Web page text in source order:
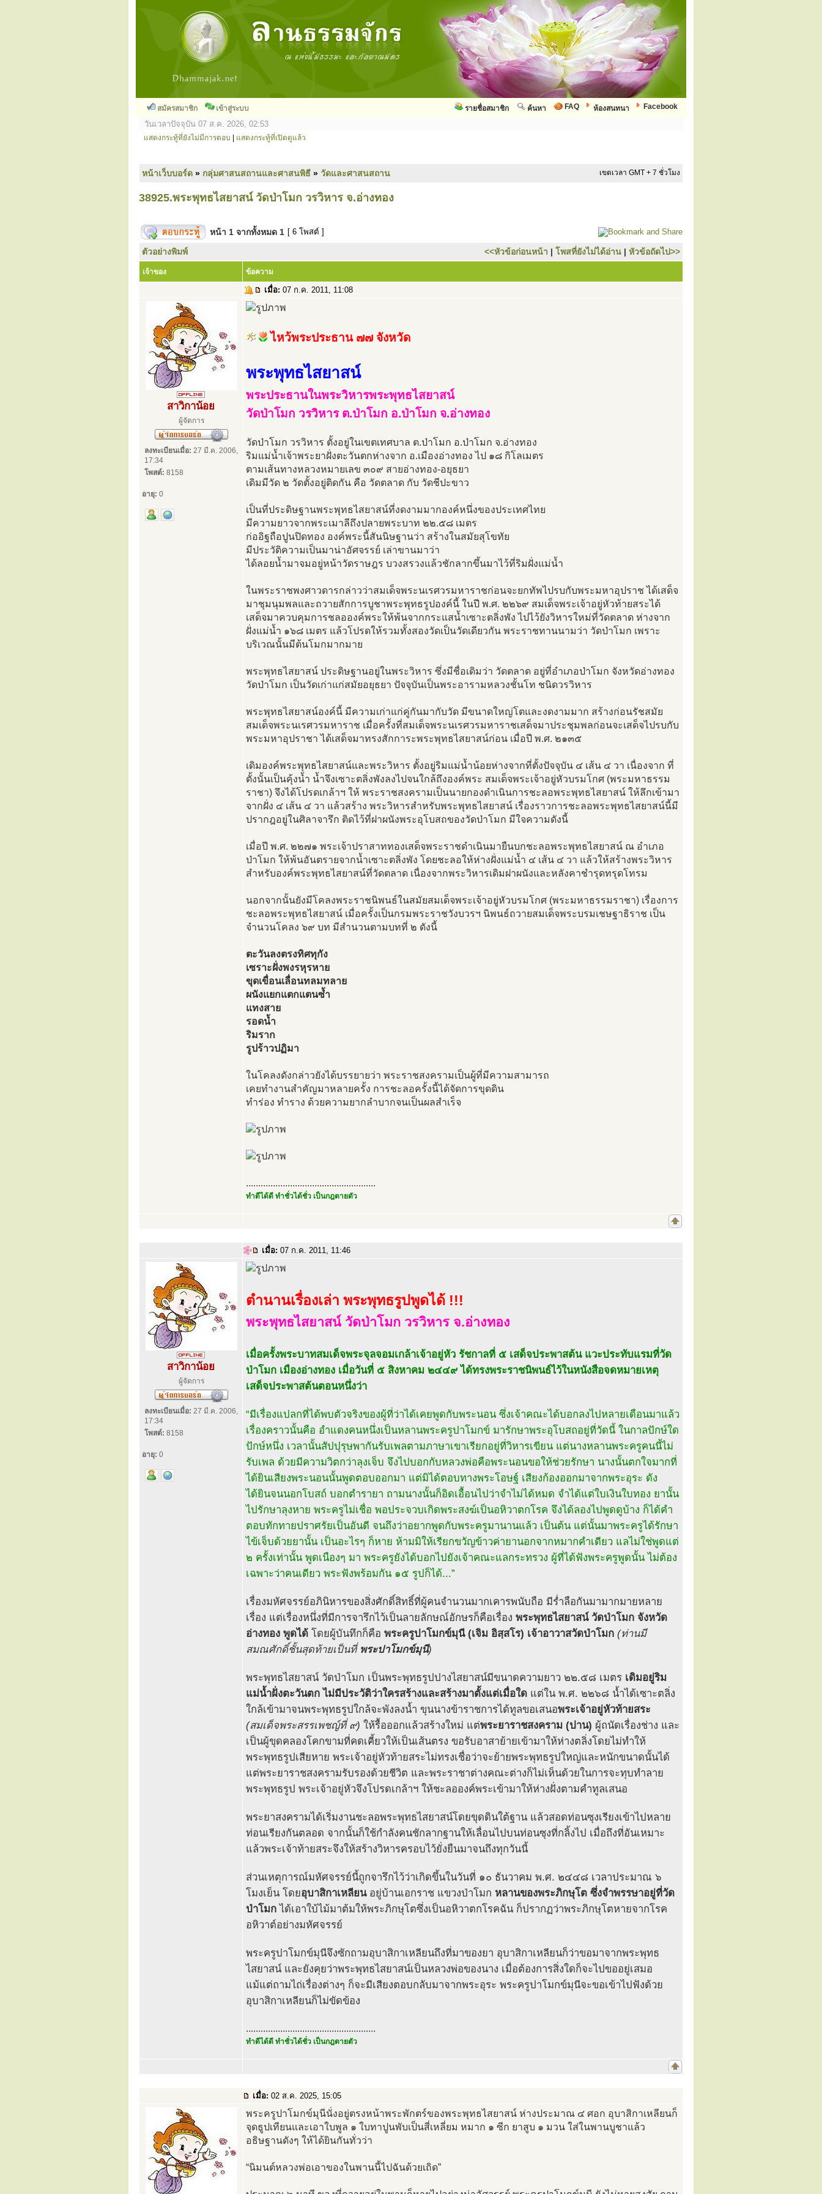
สมัครสมาชิก เข้าสู่ระบบ Facebook
ห้องสนทนา
FAQ
ค้นหา
รายชื่อสมาชิก
วันเวลาปัจจุบัน 07 ส.ค. 2026, 02:53
แสดงกระทู้ที่ยังไม่มีการตอบ แสดงกระทู้ที่เปิดดูแล้ว
หน้าเว็บบอร์ด » กลุ่มศาสนสถานและศาสนพิธี » วัดและศาสนสถาน เขตเวลา GMT + 7 ชั่วโมง
38925.พระพุทธไสยาสน์ วัดป่าโมก วรวิหาร จ.อ่างทอง
หน้า 1 จากทั้งหมด 1 [ 6 โพสต์ ]
ตัวอย่างพิมพ์ <<หัวข้อก่อนหน้า | โพสที่ยังไม่ได้อ่าน | หัวข้อถัดไป>>
เจ้าของ ข้อความ
เมื่อ: 07 ก.ค. 2011, 11:08
สาวิกาน้อย
ผู้จัดการ
ลงทะเบียนเมื่อ: 27 มี.ค. 2006,
17:34
โพสต์: 8158
อายุ: 0
ไหว้พระประธาน ๗๗ จังหวัด
พระพุทธไสยาสน์
พระประธานในพระวิหารพระพุทธไสยาสน์
วัดป่าโมก วรวิหาร ต.ป่าโมก อ.ป่าโมก จ.อ่างทอง
วัดป่าโมก วรวิหาร ตั้งอยู่ในเขตเทศบาล ต.ป่าโมก อ.ป่าโมก จ.อ่างทอง
ริมแม่น้ำเจ้าพระยาฝั่งตะวันตกห่างจาก อ.เมืองอ่างทอง ไป ๑๘ กิโลเมตร
ตามเส้นทางหลวงหมายเลข ๓๐๙ สายอ่างทอง-อยุธยา
เดิมมีวัด ๒ วัดตั้งอยู่ติดกัน คือ วัดตลาด กับ วัดชีปะขาว
เป็นที่ประดิษฐานพระพุทธไสยาสน์ที่งดงามมากองค์หนึ่งของประเทศไทย
มีความยาวจากพระเมาลีถึงปลายพระบาท ๒๒.๕๘ เมตร
ก่ออิฐถือปูนปิดทอง องค์พระนี้สันนิษฐานว่า สร้างในสมัยสุโขทัย
มีประวัติความเป็นมาน่าอัศจรรย์ เล่าขานมาว่า
ได้ลอยน้ำมาจมอยู่หน้าวัดราษฎร บวงสรวงแล้วชักลากขึ้นมาไว้ที่ริมฝั่งแม่น้ำ
ในพระราชพงศาวดารกล่าวว่าสมเด็จพระนเรศวรมหาราชก่อนจะยกทัพไปรบกับพระมหาอุปราช ได้เสด็จ
มาชุมนุมพลและถวายสักการบูชาพระพุทธรูปองค์นี้ ในปี พ.ศ. ๒๒๖๙ สมเด็จพระเจ้าอยู่หัวท้ายสระได้
เสด็จมาควบคุมการชลอองค์พระให้พ้นจากกระแสน้ำเซาะตลิ่งพัง ไปไว้ยังวิหารใหม่ที่วัดตลาด ห่างจาก
ฝั่งแม่น้ำ ๑๖๘ เมตร แล้วโปรดให้รวมทั้งสองวัดเป็นวัดเดียวกัน พระราชทานนามว่า วัดป่าโมก เพราะ
บริเวณนั้นมีต้นโมกมากมาย
พระพุทธไสยาสน์ ประดิษฐานอยู่ในพระวิหาร ซึ่งมีชื่อเดิมว่า วัดตลาด อยู่ที่อำเภอป่าโมก จังหวัดอ่างทอง
วัดป่าโมก เป็นวัดเก่าแก่สมัยอยุธยา ปัจจุบันเป็นพระอารามหลวงชั้นโท ชนิดวรวิหาร
พระพุทธไสยาสน์องค์นี้ มีความเก่าแก่คู่กันมากับวัด มีขนาดใหญ่โตและงดงามมาก สร้างก่อนรัชสมัย
สมเด็จพระนเรศวรมหาราช เมื่อครั้งที่สมเด็จพระนเรศวรมหาราชเสด็จมาประชุมพลก่อนจะเสด็จไปรบกับ
พระมหาอุปราชา ได้เสด็จมาทรงสักการะพระพุทธไสยาสน์ก่อน เมื่อปี พ.ศ. ๒๑๓๕
เดิมองค์พระพุทธไสยาสน์และพระวิหาร ตั้งอยู่ริมแม่น้ำน้อยห่างจากที่ตั้งปัจจุบัน ๔ เส้น ๔ วา เนื่องจาก ที่
ตั้งนั้นเป็นคุ้งน้ำ น้ำจึงเซาะตลิ่งพังลงไปจนใกล้ถึงองค์พระ สมเด็จพระเจ้าอยู่หัวบรมโกศ (พระมหาธรรม
ราชา) จึงได้โปรดเกล้าฯ ให้ พระราชสงครามเป็นนายกองดำเนินการชะลอพระพุทธไสยาสน์ ให้ลึกเข้ามา
จากฝั่ง ๔ เส้น ๔ วา แล้วสร้าง พระวิหารสำหรับพระพุทธไสยาสน์ เรื่องราวการชะลอพระพุทธไสยาสน์นี้มี
ปรากฎอยู่ในศิลาจารึก ติดไว้ที่ฝาผนังพระอุโบสถของวัดป่าโมก มีใจความดังนี้
เมื่อปี พ.ศ. ๒๒๗๑ พระเจ้าปราสาททองเสด็จพระราชดำเนินมายืนบกชะลอพระพุทธไสยาสน์ ณ อำเภอ
ป่าโมก ให้พ้นอันตรายจากน้ำเซาะตลิ่งพัง โดยชะลอให้ห่างฝั่งแม่น้ำ ๔ เส้น ๔ วา แล้วให้สร้างพระวิหาร
สำหรับองค์พระพุทธไสยาสน์ที่วัดตลาด เนื่องจากพระวิหารเดิมฝาผนังและหลังคาชำรุดทรุดโทรม
นอกจากนั้นยังมีโคลงพระราชนิพนธ์ในสมัยสมเด็จพระเจ้าอยู่หัวบรมโกศ (พระมหาธรรมราชา) เรื่องการ
ชะลอพระพุทธไสยาสน์ เมื่อครั้งเป็นกรมพระราชวังบวรฯ นิพนธ์ถวายสมเด็จพระบรมเชษฐาธิราช เป็น
จำนวนโคลง ๖๙ บท มีสำนวนตามบทที่ ๒ ดังนี้
ตะวันลงตรงทิศทุกัง
เซราะฝั่งพงรหุรหาย
ขุดเขื่อนเลื่อนทลมทลาย
ผนังแยกแตกแตนซ้ำ
แทงสาย
รอดน้ำ
ริมราก
รูปร้าวปฏิมา
ในโคลงดังกล่าวยังได้บรรยายว่า พระราชสงครามเป็นผู้ที่มีความสามารถ
เคยทำงานสำคัญมาหลายครั้ง การชะลอครั้งนี้ได้จัดการขุดดิน
ทำร่อง ทำราง ด้วยความยากลำบากจนเป็นผลสำเร็จ
.....................................................
ทำดีได้ดี ทำชั่วได้ชั่ว เป็นกฎตายตัว
เมื่อ: 07 ก.ค. 2011, 11:46
สาวิกาน้อย
ผู้จัดการ
ลงทะเบียนเมื่อ: 27 มี.ค. 2006,
17:34
โพสต์: 8158
อายุ: 0
ตำนานเรื่องเล่า พระพุทธรูปพูดได้ !!!
พระพุทธไสยาสน์ วัดป่าโมก วรวิหาร จ.อ่างทอง
เมื่อครั้งพระบาทสมเด็จพระจุลจอมเกล้าเจ้าอยู่หัว รัชกาลที่ ๕ เสด็จประพาสต้น แวะประทับแรมที่วัด
ป่าโมก เมืองอ่างทอง เมื่อวันที่ ๕ สิงหาคม ๒๔๔๙ ได้ทรงพระราชนิพนธ์ไว้ในหนังสือจดหมายเหตุ
เสด็จประพาสต้นตอนหนึ่งว่า
“มีเรื่องแปลกที่ได้พบตัวจริงของผู้ที่ว่าได้เคยพูดกับพระนอน ซึ่งเจ้าคณะได้บอกลงไปหลายเดือนมาแล้ว
เรื่องคราวนั้นคือ อำแดงคนหนึ่งเป็นหลานพระครูปาโมกข์ มารักษาพระอุโบสถอยู่ที่วัดนี้ ในกาลปักษ์ใด
ปักษ์หนึ่ง เวลานั้นสัปปุรุษพากันรับเพลตามภาษาเขาเรียกอยู่ที่วิหารเขียน แต่นางหลานพระครูคนนี้ไม่
รับเพล ด้วยมีความวิตกว่าลุงเจ็บ จึงไปบอกกับหลวงพ่อคือพระนอนขอให้ช่วยรักษา นางนั้นตกใจมากที่
ได้ยินเสียงพระนอนนั้นพูดตอบออกมา แต่มิได้ตอบทางพระโอษฐ์ เสียงก้องออกมาจากพระอุระ ดัง
ได้ยินจนนอกโบสถ์ บอกตำรายา ถามนางนั้นก็อิดเอื้อนไปว่าจำไม่ได้หมด จำได้แต่ใบเงินใบทอง ยานั้น
ไปรักษาลุงหาย พระครูไม่เชื่อ พอประจวบเกิดพระสงฆ์เป็นอหิวาตกโรค จึงได้ลองไปพูดดูบ้าง ก็ได้คำ
ตอบทักทายปราศรัยเป็นอันดี จนถึงว่าอยากพูดกับพระครูมานานแล้ว เป็นต้น แต่นั้นมาพระครูได้รักษา
ไข้เจ็บด้วยยานั้น เป็นอะไรๆ ก็หาย ห้ามมิให้เรียกขวัญข้าวค่ายานอกจากหมากคำเดียว แลไม่ใช่พูดแต่
๒ ครั้งเท่านั้น พูดเนืองๆ มา พระครูยังได้บอกไปยังเจ้าคณะแลกระทรวง ผู้ที่ได้ฟังพระครูพูดนั้น ไม่ต้อง
เฉพาะว่าคนเดียว พระฟังพร้อมกัน ๑๕ รูปก็ได้...”
เรื่องมหัศจรรย์อภินิหารของสิ่งศักดิ์สิทธิ์ที่ผู้คนจำนวนมากเคารพนับถือ มีร่ำลือกันมามากมายหลาย
เรื่อง แต่เรื่องหนึ่งที่มีการจารึกไว้เป็นลายลักษณ์อักษรก็คือเรื่อง พระพุทธไสยาสน์ วัดป่าโมก จังหวัด
อ่างทอง พูดได้ โดยผู้บันทึกก็คือ พระครูปาโมกข์มุนี (เจิม อิสฺสโร) เจ้าอาวาสวัดป่าโมก (ท่านมี
สมณศักดิ์ชั้นสุดท้ายเป็นที่ พระปาโมกข์มุนี)
พระพุทธไสยาสน์ วัดป่าโมก เป็นพระพุทธรูปปางไสยาสน์มีขนาดความยาว ๒๒.๕๘ เมตร เดิมอยู่ริม
แม่น้ำฝั่งตะวันตก ไม่มีประวัติว่าใครสร้างและสร้างมาตั้งแต่เมื่อใด แต่ใน พ.ศ. ๒๒๖๘ น้ำได้เซาะตลิ่ง
ใกล้เข้ามาจนพระพุทธรูปใกล้จะพังลงน้ำ ขุนนางข้าราชการได้ทูลขอเสนอพระเจ้าอยู่หัวท้ายสระ
(สมเด็จพระสรรเพชญ์ที่ ๙) ให้รื้อออกแล้วสร้างใหม่ แต่พระยาราชสงคราม (ปาน) ผู้ถนัดเรื่องช่าง และ
เป็นผู้ขุดคลองโคกขามที่คดเคี้ยวให้เป็นเส้นตรง ขอรับอาสาย้ายเข้ามาให้ห่างตลิ่งโดยไม่ทำให้
พระพุทธรูปเสียหาย พระเจ้าอยู่หัวท้ายสระไม่ทรงเชื่อว่าจะย้ายพระพุทธรูปใหญ่และหนักขนาดนั้นได้
แต่พระยาราชสงครามรับรองด้วยชีวิต และพระราชาต่างคณะต่างก็ไม่เห็นด้วยในการจะทุบทำลาย
พระพุทธรูป พระเจ้าอยู่หัวจึงโปรดเกล้าฯ ให้ชะลอองค์พระเข้ามาให้ห่างฝั่งตามคำทูลเสนอ
พระยาสงครามได้เริ่มงานชะลอพระพุทธไสยาสน์โดยขุดดินใต้ฐาน แล้วสอดท่อนซุงเรียงเข้าไปหลาย
ท่อนเรียงกันตลอด จากนั้นก็ใช้กำลังคนชักลากฐานให้เลื่อนไปบนท่อนซุงที่กลิ้งไป เมื่อถึงที่อันเหมาะ
แล้วพระเจ้าท้ายสระจึงให้สร้างวิหารครอบไว้ยั่งยืนมาจนถึงทุกวันนี้
ส่วนเหตุการณ์มหัศจรรย์นี้ถูกจารึกไว้ว่าเกิดขึ้นในวันที่ ๑๐ ธันวาคม พ.ศ. ๒๔๔๘ เวลาประมาณ ๖
โมงเย็น โดยอุบาสิกาเหลียนอยู่บ้านเอกราช แขวงป่าโมก หลานของพระภิกษุโต ซึ่งจำพรรษาอยู่ที่วัด
ป่าโมก ได้เอาใบ้ไม้มาต้มให้พระภิกษุโตซึ่งเป็นอหิวาตกโรคฉัน ก็ปรากฏว่าพระภิกษุโตหายจากโรค
อหิวาต์อย่างมหัศจรรย์
พระครูปาโมกข์มุนีจึงซักถามอุบาสิกาเหลียนถึงที่มาของยา อุบาสิกาเหลียนก็ว่าขอมาจากพระพุทธ
ไสยาสน์ และยังคุยว่าพระพุทธไสยาสน์เป็นหลวงพ่อของนาง เมื่อต้องการสิ่งใดก็จะไปขออยู่เสมอ
แม้แต่ถามไถ่เรื่องต่างๆ ก็จะมีเสียงตอบกลับมาจากพระอุระ พระครูปาโมกข์มุนีจะขอเข้าไปฟังด้วย
อุบาสิกาเหลียนก็ไม่ขัดข้อง
.....................................................
ทำดีได้ดี ทำชั่วได้ชั่ว เป็นกฎตายตัว
เมื่อ: 02 ส.ค. 2025, 15:05
พระครูปาโมกข์มุนีนั่งอยู่ตรงหน้าพระพักตร์ของพระพุทธไสยาสน์ ห่างประมาณ ๔ ศอก อุบาสิกาเหลียนก็
จุดธูปเทียนและเอาใบพูล ๑ ใบทาปูนพับเป็นสี่เหลี่ยม หมาก ๑ ซีก ยาสูบ ๑ มวน ใส่ในพานบูชาแล้ว
อธิษฐานดังๆ ให้ได้ยินกันทั่วว่า
“นิมนต์หลวงพ่อเอาของในพานนี้ไปฉันด้วยเถิด”